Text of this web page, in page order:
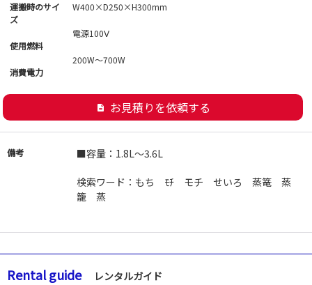
運搬時のサイ
ズ
W400×D250×H300mm
使用燃料
電源100Ⅴ
消費電力
200W～700W
description お見積りを依頼する
備考 ■容量：1.8L～3.6L
検索ワード：もち ﾓﾁ モチ せいろ 蒸篭 蒸
籠 蒸
Rental guide レンタルガイド